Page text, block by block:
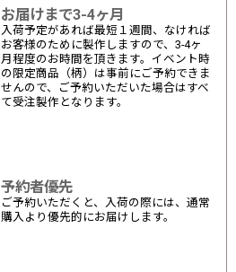
お届けまで3-4ヶ月
入荷予定があれば最短１週間、なければ
お客様のために製作しますので、3-4ヶ
月程度のお時間を頂きます。イベント時
の限定商品（柄）は事前にご予約できま
せんので、ご予約いただいた場合はすべ
て受注製作となります。
予約者優先
ご予約いただくと、入荷の際には、通常
購入より優先的にお届けします。